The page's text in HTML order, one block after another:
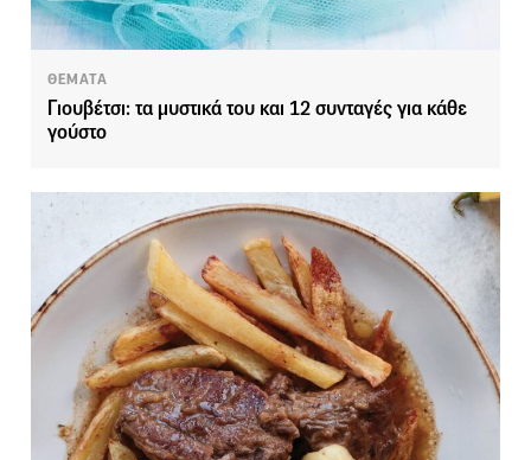
ΘΕΜΑΤΑ
Γιουβέτσι: τα μυστικά του και 12 συνταγές για κάθε
γούστο